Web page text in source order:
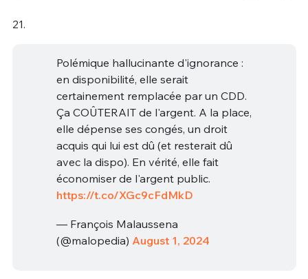
21.
Polémique hallucinante d'ignorance :
en disponibilité, elle serait
certainement remplacée par un CDD.
Ça COÛTERAIT de l'argent. A la place,
elle dépense ses congés, un droit
acquis qui lui est dû (et resterait dû
avec la dispo). En vérité, elle fait
économiser de l'argent public.
https://t.co/XGc9cFdMkD
— François Malaussena
(@malopedia) August 1, 2024